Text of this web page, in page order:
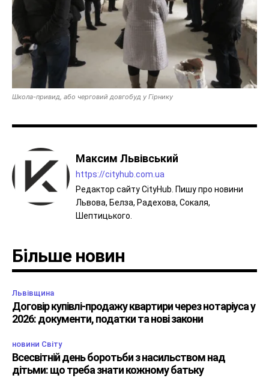
Школа-привид, або черговий довгобуд у Гірнику
Максим Львівський
https://cityhub.com.ua
Редактор сайту CityHub. Пишу про новини
Львова, Белза, Радехова, Сокаля,
Шептицького.
Більше новин
Львівщина
Договір купівлі-продажу квартири через нотаріуса у
2026: документи, податки та нові закони
новини Світу
Всесвітній день боротьби з насильством над
дітьми: що треба знати кожному батьку